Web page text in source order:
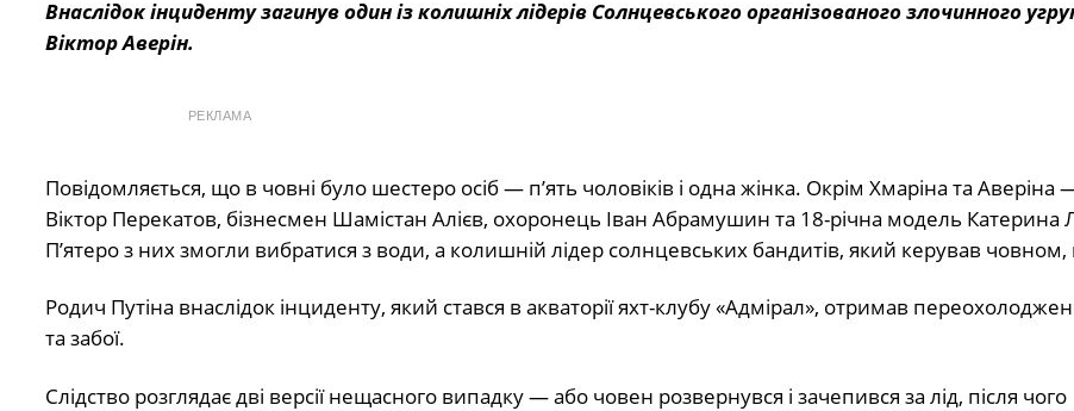
Внаслідок інциденту загинув один із колишніх лідерів Солнцевського організованого злочинного
Віктор Аверін.
РЕКЛАМА
Повідомляється, що в човні було шестеро осіб — п’ять чоловіків і одна жінка. Окрім Хмаріна та Аверіна
Віктор Перекатов, бізнесмен Шамістан Алієв, охоронець Іван Абрамушин та 18-річна модель Катерина
П’ятеро з них змогли вибратися з води, а колишній лідер солнцевських бандитів, який керував
Родич Путіна внаслідок інциденту, який стався в акваторії яхт-клубу «Адмірал», отримав
та забої.
Слідство розглядає дві версії нещасного випадку — або човен розвернувся і зачепився за лід, після чого